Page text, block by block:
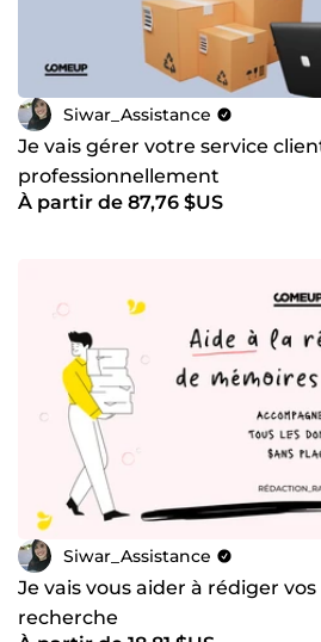
Siwar_Assistance
Je vais gérer votre service
professionnellement
À partir de 87,76 $US
Siwar_Assistance
Je vais vous aider à rédiger
recherche